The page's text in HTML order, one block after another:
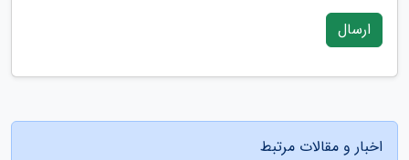
ارسال
اخبار و مقالات مرتبط